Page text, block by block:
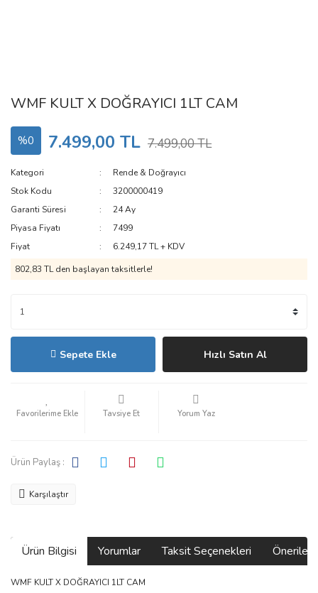
WMF KULT X DOĞRAYICI 1LT CAM
%0 7.499,00 TL 7.499,00 TL
Kategori
Rende & Doğrayıcı
Stok Kodu
3200000419
Garanti Süresi
24 Ay
Piyasa Fiyatı
7499
Fiyat
6.249,17 TL + KDV
802,83 TL den başlayan taksitlerle!
Sepete Ekle Hızlı Satın Al
Tavsiye Et Yorum Yaz
Ürün Paylaş :
Karşılaştır
Ürün Bilgisi Yorumlar Taksit Seçenekleri
WMF KULT X DOĞRAYICI 1LT CAM